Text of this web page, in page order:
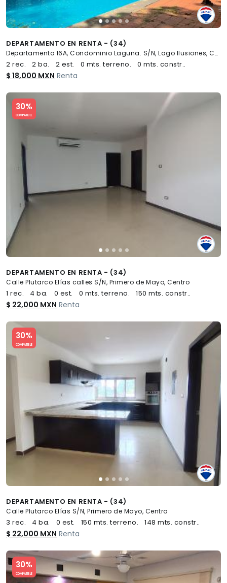
DEPARTAMENTO EN RENTA - (34)
Departamento 16A, Condominio Laguna. S/N, Lago Ilusiones, Centro
2 rec. 2 ba. 2 est. 0 mts. terreno. 0 mts. constr..
$ 18,000 MXN Renta
30%
COMPATIBLE
Slide 1 of 5
DEPARTAMENTO EN RENTA - (34)
Calle Plutarco Elías calles S/N, Primero de Mayo, Centro
1 rec. 4 ba. 0 est. 0 mts. terreno. 150 mts. constr..
$ 22,000 MXN Renta
30%
COMPATIBLE
Slide 1 of 5
DEPARTAMENTO EN RENTA - (34)
Calle Plutarco Elías S/N, Primero de Mayo, Centro
3 rec. 4 ba. 0 est. 150 mts. terreno. 148 mts. constr..
$ 22,000 MXN Renta
30%
COMPATIBLE
Slide 1 of 5